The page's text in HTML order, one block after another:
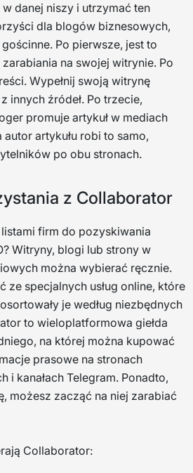
danej niszy i utrzymać ten
dla blogów biznesowych,
Po pierwsze, jest to
na swojej witrynie. Po
Wypełnij swoją witrynę
innych źródeł. Po trzecie,
promuje artykuł w mediach
artykułu robi to samo,
po obu stronach.
z Collaborator
firm do pozyskiwania
Witryny, blogi lub strony w
można wybierać ręcznie.
ze specjalnych usług online, które
je według niezbędnych
to wieloplatformowa giełda
na której można kupować
prasowe na stronach
i kanałach Telegram. Ponadto,
możesz zacząć na niej zarabiać
Collaborator: